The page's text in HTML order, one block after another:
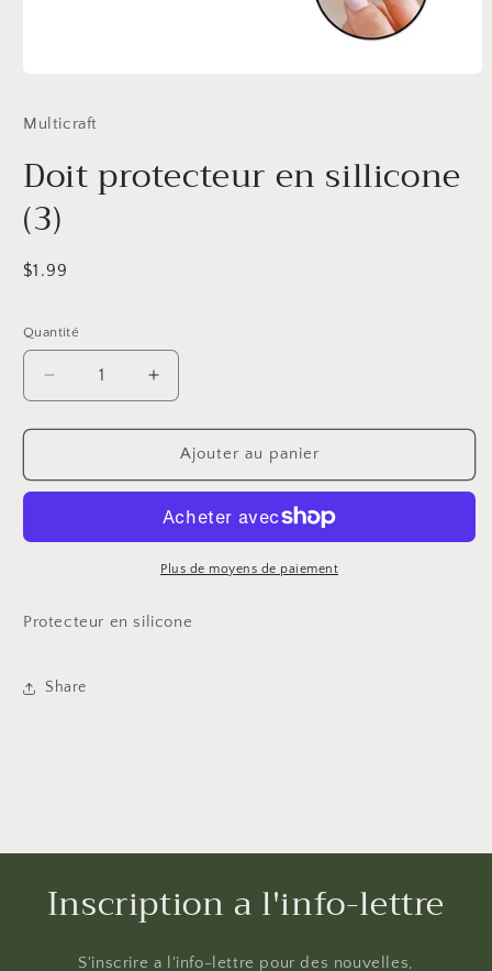
média
1
une
fenêtre
Multicraft
Doit protecteur en sillicone
(3)
Prix
$1.99
Quantité
Réduire
la
quantité
Doit
sillicone
Augmenter
la
quantité
Doit
en
sillicone
(3)
Ajouter au panier
Plus de moyens de paiement
Protecteur en silicone
Share
Inscription a l'info-lettre
S'inscrire a l'info-lettre pour des nouvelles,